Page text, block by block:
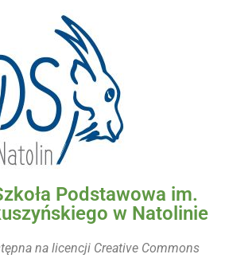
Podstawowa im.
w Natolinie
na licencji Creative Commons